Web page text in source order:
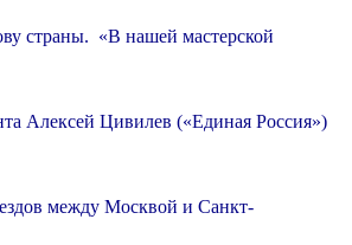
страны. «В нашей мастерской
Алексей Цивилев («Единая Россия»)
между Москвой и Санкт-